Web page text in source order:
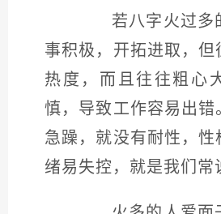
若八字火过多
事积极，开拓进取，但
热度，而且往往粗心
慎，导致工作容易出错
急躁，就没有耐性，性
绪易失控，就是我们常